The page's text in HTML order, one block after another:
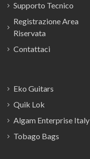
Supporto Tecnico
Registrazione Area
Riservata
Contattaci
Eko Guitars
Quik Lok
Algam Enterprise Italy
Tobago Bags